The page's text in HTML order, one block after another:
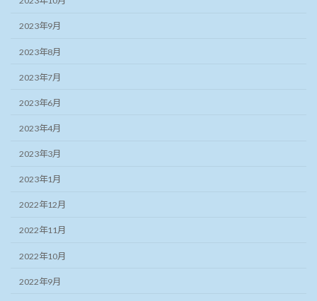
2023年9月
2023年8月
2023年7月
2023年6月
2023年4月
2023年3月
2023年1月
2022年12月
2022年11月
2022年10月
2022年9月